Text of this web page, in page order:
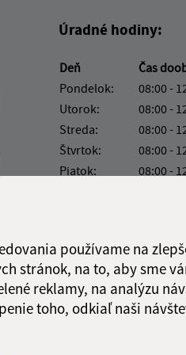
používame na
stránok, na to, aby sme
reklamy, na analýzu
toho, odkiaľ naši
Úradné hodiny:
Deň Čas
Pondelok:
08:00 -
Utorok:
08:00 -
Streda:
08:00 -
Štvrtok:
08:00 -
Piatok:
08:00 -